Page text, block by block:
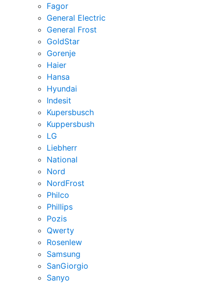
Fagor
General Electric
General Frost
GoldStar
Gorenje
Haier
Hansa
Hyundai
Indesit
Kupersbusch
Kuppersbush
LG
Liebherr
National
Nord
NordFrost
Philco
Phillips
Pozis
Qwerty
Rosenlew
Samsung
SanGiorgio
Sanyo